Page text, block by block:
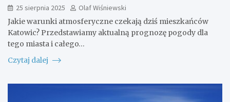
25 sierpnia 2025
Olaf Wiśniewski
Jakie warunki atmosferyczne czekają dziś mieszkańców
Katowic? Przedstawiamy aktualną prognozę pogody dla
tego miasta i całego…
Czytaj dalej